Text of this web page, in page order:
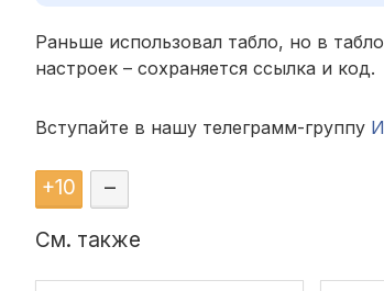
Раньше использовал табло, но в
настроек – сохраняется ссылка и код.
Вступайте в нашу телеграмм-группу
+10 –
См. также